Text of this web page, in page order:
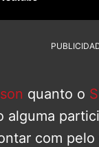
quanto o
alguma
com